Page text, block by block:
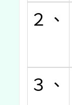
２、
３、